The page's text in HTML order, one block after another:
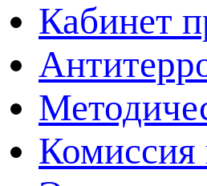
Кабинет
Комиссия